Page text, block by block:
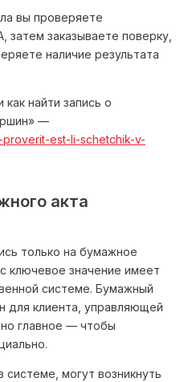
вы проверяете
затем заказываете поверку,
наличие результата
найти запись о
—
proverit-est-li-schetchik-v-
акта
только на бумажное
ключевое значение имеет
системе. Бумажный
для клиента, управляющей
но главное — чтобы
системе, могут возникнуть